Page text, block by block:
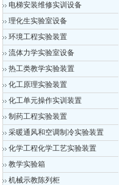
电梯安装维修实训设备
理化生实验室设备
环境工程实验装置
流体力学实验室设备
热工类教学实验装置
化工原理实验装置
化工单元操作实训装置
制药工程实验装置
采暖通风和空调制冷实验装置
化学工程化学工艺实验装置
教学实验箱
机械示教陈列柜